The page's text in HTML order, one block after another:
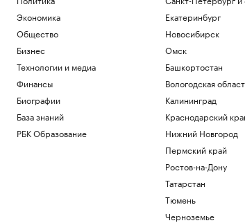
Экономика
Общество
Бизнес
Технологии и медиа
Финансы
Биографии
База знаний
РБК Образование
Екатеринбург
Новосибирск
Омск
Башкортостан
Вологодская
Калининград
Краснодарский
Нижний Новгород
Пермский край
Ростов-на-Дону
Татарстан
Тюмень
Черноземье